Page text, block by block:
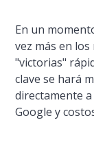
En un
vez más en
"victorias"
clave se hará
directamente
Google y